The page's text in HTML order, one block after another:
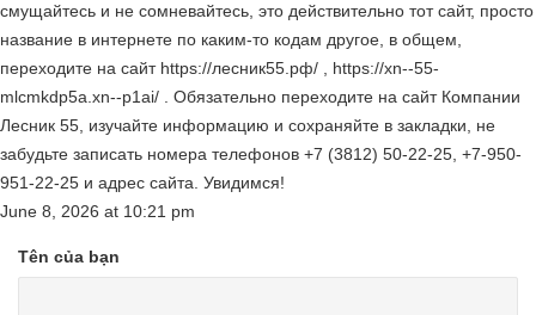
смущайтесь и не сомневайтесь, это действительно тот сайт, просто
название в интернете по каким-то кодам другое, в общем,
переходите на сайт https://лесник55.рф/ , https://xn--55-
mlcmkdp5a.xn--p1ai/ . Обязательно переходите на сайт Компании
Лесник 55, изучайте информацию и сохраняйте в закладки, не
забудьте записать номера телефонов +7 (3812) 50-22-25, +7-950-
951-22-25 и адрес сайта. Увидимся!
June 8, 2026 at 10:21 pm
Tên của bạn